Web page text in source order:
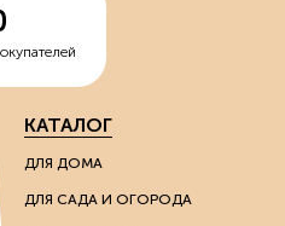
КАТАЛОГ
ДЛЯ ДОМА
ДЛЯ САДА И ОГОРОДА